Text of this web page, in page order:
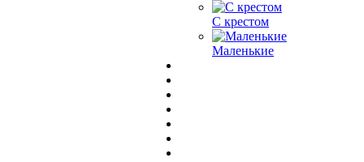
С крестом
Маленькие